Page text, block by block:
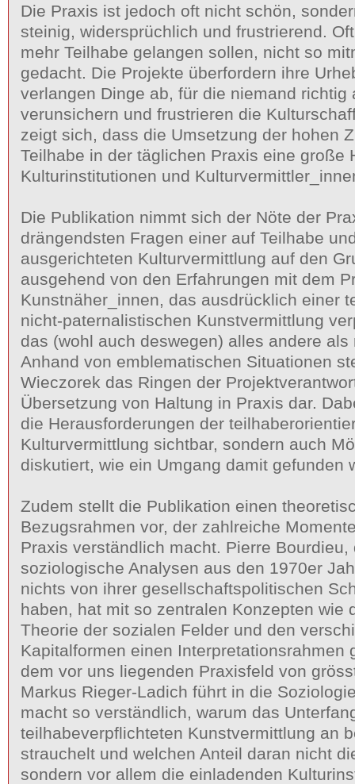
Die Praxis ist jedoch oft nicht schön,
steinig, widersprüchlich und frustrierend.
mehr Teilhabe gelangen sollen, nicht so
gedacht. Die Projekte überfordern ihre
verlangen Dinge ab, für die niemand richtig
verunsichern und frustrieren die
zeigt sich, dass die Umsetzung der hohen
Teilhabe in der täglichen Praxis eine große
Kulturinstitutionen und
Die Publikation nimmt sich der Nöte der
drängendsten Fragen einer auf Teilhabe
ausgerichteten Kulturvermittlung auf den
ausgehend von den Erfahrungen mit dem
Kunstnäher_innen, das ausdrücklich einer
nicht-paternalistischen Kunstvermittlung
das (wohl auch deswegen) alles andere
Anhand von emblematischen Situationen
Wieczorek das Ringen der
Übersetzung von Haltung in Praxis dar.
die Herausforderungen der
Kulturvermittlung sichtbar, sondern auch
diskutiert, wie ein Umgang damit gefunden
Zudem stellt die Publikation einen
Bezugsrahmen vor, der zahlreiche
Praxis verständlich macht. Pierre Bourdieu,
soziologische Analysen aus den 1970er
nichts von ihrer gesellschaftspolitischen
haben, hat mit so zentralen Konzepten wie
Theorie der sozialen Felder und den
Kapitalformen einen Interpretationsrahmen
dem vor uns liegenden Praxisfeld von
Markus Rieger-Ladich führt in die
macht so verständlich, warum das
teilhabeverpflichteten Kunstvermittlung an
strauchelt und welchen Anteil daran nicht
sondern vor allem die einladenden